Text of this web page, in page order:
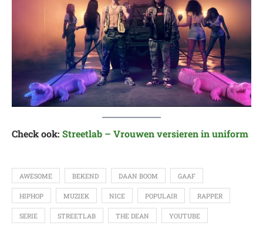
Check ook: Streetlab – Vrouwen versieren in uniform
AWESOME BEKEND DAAN BOOM GAAF
HIPHOP MUZIEK NICE POPULAIR RAPPER
SERIE STREETLAB THE DEAN YOUTUBE